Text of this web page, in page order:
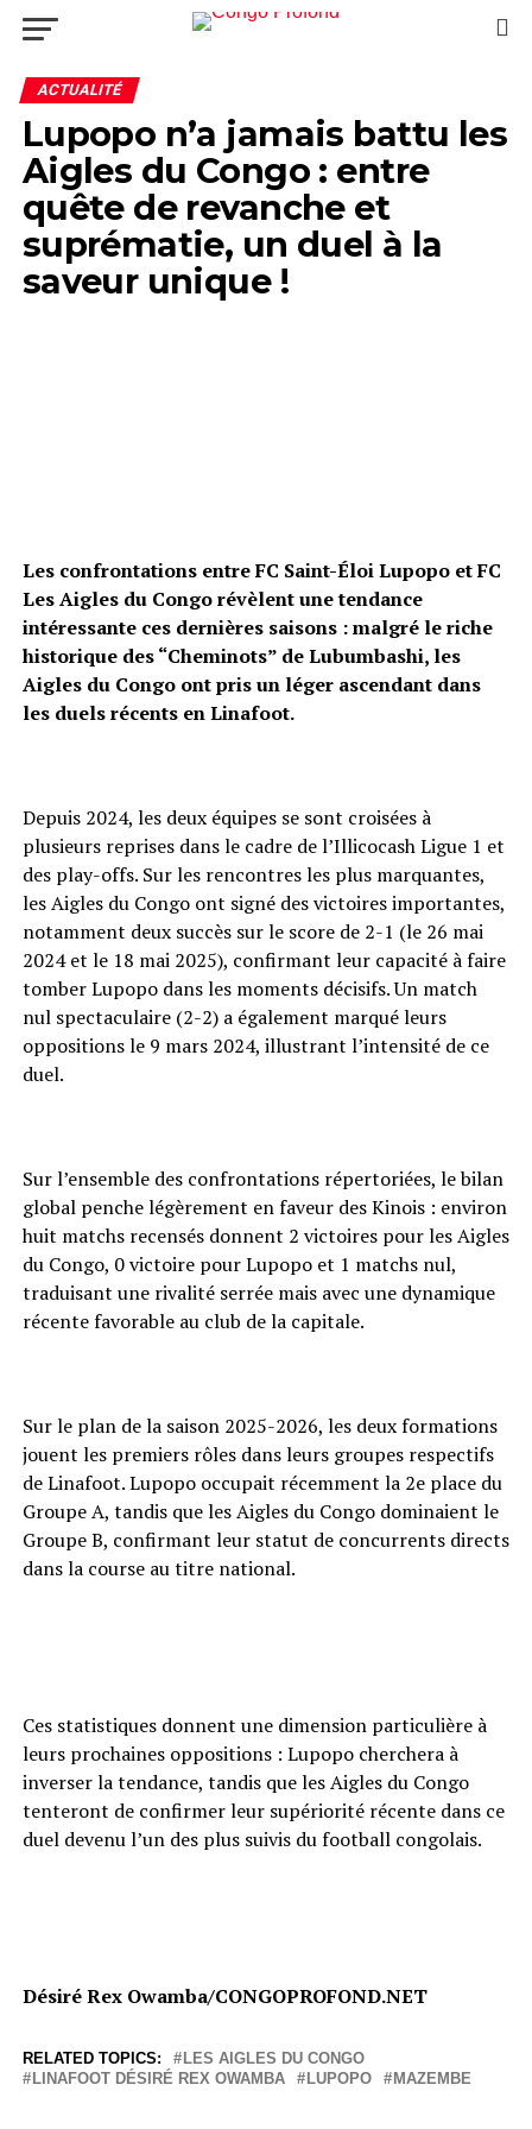
ACTUALITÉ
Lupopo n’a jamais battu les
Aigles du Congo : entre
quête de revanche et
suprématie, un duel à la
saveur unique !
Les confrontations entre FC Saint-Éloi Lupopo et FC
Les Aigles du Congo révèlent une tendance
intéressante ces dernières saisons : malgré le riche
historique des “Cheminots” de Lubumbashi, les
Aigles du Congo ont pris un léger ascendant dans
les duels récents en Linafoot.
Depuis 2024, les deux équipes se sont croisées à
plusieurs reprises dans le cadre de l’Illicocash Ligue 1 et
des play-offs. Sur les rencontres les plus marquantes,
les Aigles du Congo ont signé des victoires importantes,
notamment deux succès sur le score de 2-1 (le 26 mai
2024 et le 18 mai 2025), confirmant leur capacité à faire
tomber Lupopo dans les moments décisifs. Un match
nul spectaculaire (2-2) a également marqué leurs
oppositions le 9 mars 2024, illustrant l’intensité de ce
duel.
Sur l’ensemble des confrontations répertoriées, le bilan
global penche légèrement en faveur des Kinois : environ
huit matchs recensés donnent 2 victoires pour les Aigles
du Congo, 0 victoire pour Lupopo et 1 matchs nul,
traduisant une rivalité serrée mais avec une dynamique
récente favorable au club de la capitale.
Sur le plan de la saison 2025-2026, les deux formations
jouent les premiers rôles dans leurs groupes respectifs
de Linafoot. Lupopo occupait récemment la 2e place du
Groupe A, tandis que les Aigles du Congo dominaient le
Groupe B, confirmant leur statut de concurrents directs
dans la course au titre national.
Ces statistiques donnent une dimension particulière à
leurs prochaines oppositions : Lupopo cherchera à
inverser la tendance, tandis que les Aigles du Congo
tenteront de confirmer leur supériorité récente dans ce
duel devenu l’un des plus suivis du football congolais.
Désiré Rex Owamba/CONGOPROFOND.NET
RELATED TOPICS:
LES AIGLES DU CONGO
LINAFOOT DÉSIRÉ REX OWAMBA
LUPOPO MAZEMBE